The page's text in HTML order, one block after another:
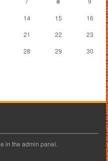
14 15
16
21 22
23
28 29
30
in the admin panel.